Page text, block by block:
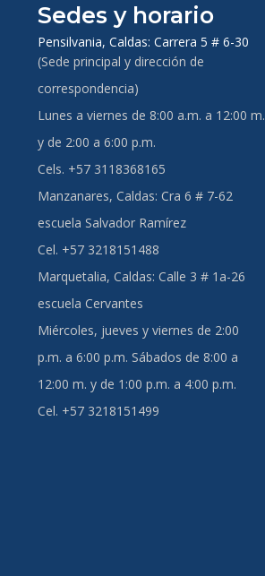
Sedes y horario
Pensilvania, Caldas: Carrera 5 # 6-30
(Sede principal y dirección de
correspondencia)
Lunes a viernes de 8:00 a.m. a 12:00 m.
y de 2:00 a 6:00 p.m.
Cels. +57 3118368165
Manzanares, Caldas: Cra 6 # 7-62
escuela Salvador Ramírez
Cel. +57 3218151488
Marquetalia, Caldas: Calle 3 # 1a-26
escuela Cervantes
Miércoles, jueves y viernes de 2:00
p.m. a 6:00 p.m. Sábados de 8:00 a
12:00 m. y de 1:00 p.m. a 4:00 p.m.
Cel. +57 3218151499